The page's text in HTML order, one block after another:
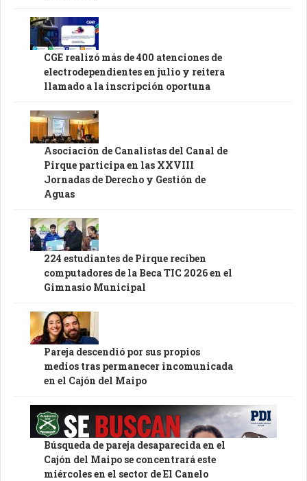
CGE realizó más de 400 atenciones de
electrodependientes en julio y reitera
llamado a la inscripción oportuna
Asociación de Canalistas del Canal de
Pirque participa en las XXVIII
Jornadas de Derecho y Gestión de
Aguas
224 estudiantes de Pirque reciben
computadores de la Beca TIC 2026 en el
Gimnasio Municipal
Pareja descendió por sus propios
medios tras permanecer incomunicada
en el Cajón del Maipo
Búsqueda de pareja desaparecida en el
Cajón del Maipo se concentrará este
miércoles en el sector de El Canelo